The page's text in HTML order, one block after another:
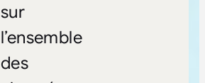
sur
l’ensemble
des